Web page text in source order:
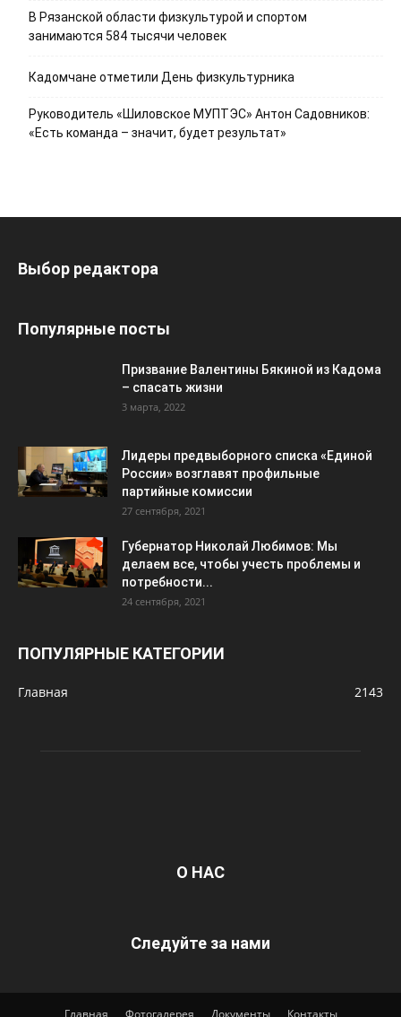
В Рязанской области физкультурой и спортом
занимаются 584 тысячи человек
Кадомчане отметили День физкультурника
Руководитель «Шиловское МУПТЭС» Антон Садовников:
«Есть команда – значит, будет результат»
Выбор редактора
Популярные посты
Призвание Валентины Бякиной из Кадома
– спасать жизни
3 марта, 2022
Лидеры предвыборного списка «Единой
России» возглавят профильные
партийные комиссии
27 сентября, 2021
Губернатор Николай Любимов: Мы
делаем все, чтобы учесть проблемы и
потребности...
24 сентября, 2021
ПОПУЛЯРНЫЕ КАТЕГОРИИ
Главная 2143
О НАС
Следуйте за нами
Главная Фотогалерея Документы Контакты